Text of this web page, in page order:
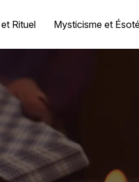
Rituel Mysticisme et